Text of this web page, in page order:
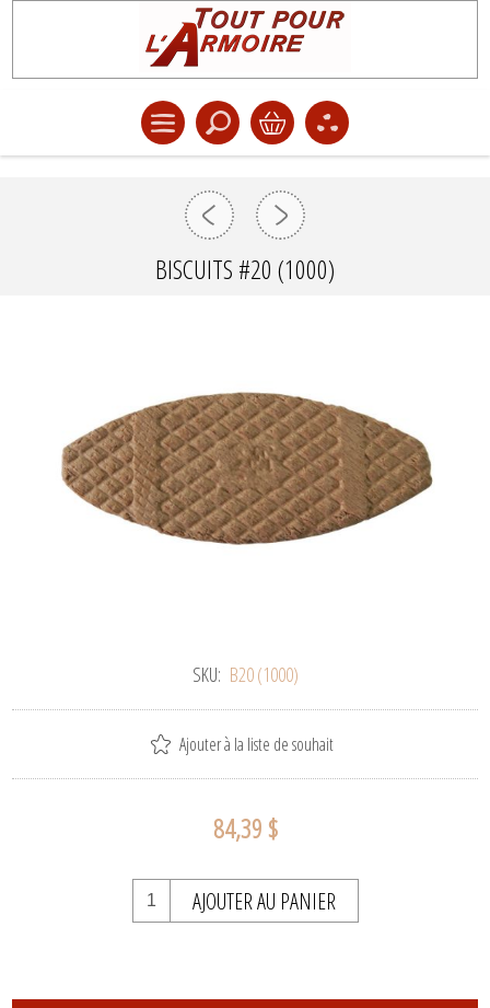
BISCUITS #20 (1000)
SKU: B20 (1000)
Ajouter à la liste de souhait
84,39 $
AJOUTER AU PANIER